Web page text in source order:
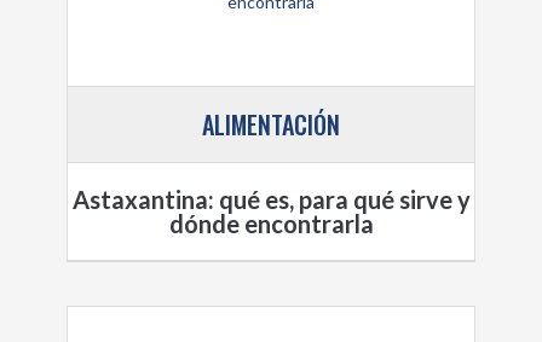
ALIMENTACIÓN
Astaxantina: qué es, para qué sirve y
dónde encontrarla